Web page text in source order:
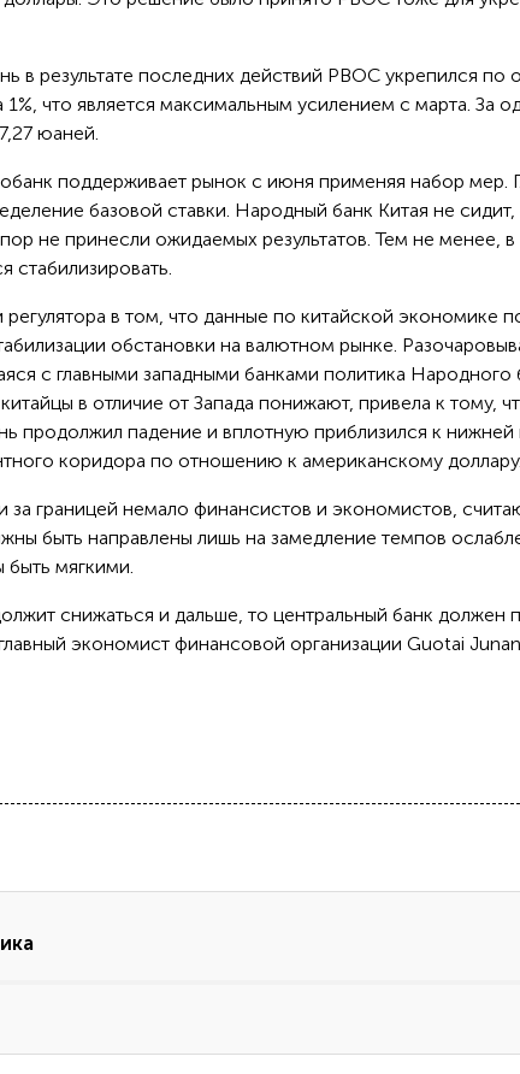
в результате последних действий РВОС укрепился
1%, что является максимальным усилением с марта. За
юаней.
поддерживает рынок с июня применяя набор мер.
базовой ставки. Народный банк Китая не
не принесли ожидаемых результатов. Тем не менее,
стабилизировать.
регулятора в том, что данные по китайской экономике
обстановки на валютном рынке.
с главными западными банками политика Народного
в отличие от Запада понижают, привела к тому,
продолжил падение и вплотную приблизился к нижней
коридора по отношению к американскому доллару.
за границей немало финансистов и экономистов,
быть направлены лишь на замедление темпов
мягкими.
снижаться и дальше, то центральный банк должен
экономист финансовой организации Guotai